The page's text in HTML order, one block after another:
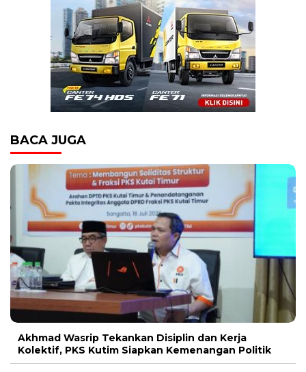
BACA JUGA
Akhmad Wasrip Tekankan Disiplin dan Kerja
Kolektif, PKS Kutim Siapkan Kemenangan Politik